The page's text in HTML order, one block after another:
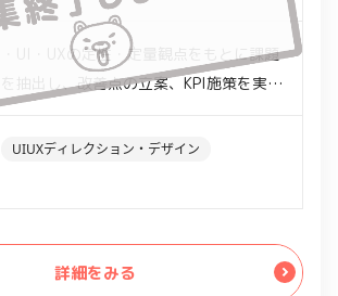
・UI・UXの定性・定量観点をもとに課題
を抽出し、改善点の立案、KPI施策を実施
・構造設計からデザインコンセプトの立
案・実行等の事業立ち上げ
UIUXディレクション・デザイン
詳細をみる